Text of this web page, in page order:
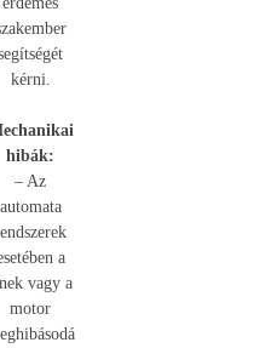
kérni.
hibák:
– Az
automata
a
vagy a
motor